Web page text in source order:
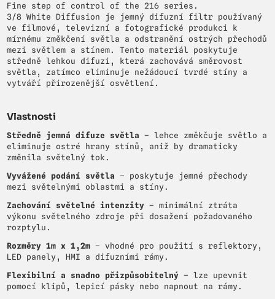
Fine step of control of the 216 series.
3/8 White Diffusion je jemný difuzní filtr používaný
ve filmové, televizní a fotografické produkci k
mírnému změkčení světla a odstranění ostrých přechodů
mezi světlem a stínem. Tento materiál poskytuje
středně lehkou difuzi, která zachovává směrovost
světla, zatímco eliminuje nežádoucí tvrdé stíny a
vytváří přirozenější osvětlení.
Vlastnosti
Středně jemná difuze světla – lehce změkčuje světlo a
eliminuje ostré hrany stínů, aniž by dramaticky
změnila světelný tok.
Vyvážené podání světla – poskytuje jemné přechody
mezi světelnými oblastmi a stíny.
Zachování světelné intenzity – minimální ztráta
výkonu světelného zdroje při dosažení požadovaného
rozptylu.
Rozměry 1m x 1,2m – vhodné pro použití s reflektory,
LED panely, HMI a difuzními rámy.
Flexibilní a snadno přizpůsobitelný – lze upevnit
pomocí klipů, lepicí pásky nebo napnout na rámy.